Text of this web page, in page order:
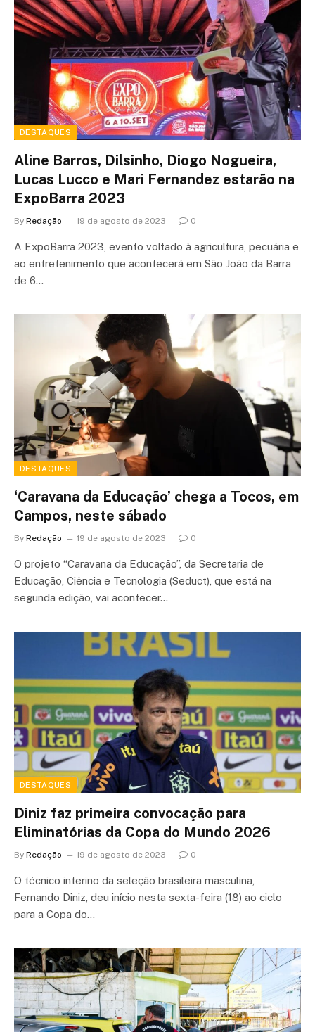
DESTAQUES
Aline Barros, Dilsinho, Diogo Nogueira,
Lucas Lucco e Mari Fernandez estarão na
ExpoBarra 2023
By Redação 19 de agosto de 2023 0
A ExpoBarra 2023, evento voltado à agricultura, pecuária e
ao entretenimento que acontecerá em São João da Barra
de 6…
DESTAQUES
‘Caravana da Educação’ chega a Tocos, em
Campos, neste sábado
By Redação 19 de agosto de 2023 0
O projeto “Caravana da Educação”, da Secretaria de
Educação, Ciência e Tecnologia (Seduct), que está na
segunda edição, vai acontecer…
DESTAQUES
Diniz faz primeira convocação para
Eliminatórias da Copa do Mundo 2026
By Redação 19 de agosto de 2023 0
O técnico interino da seleção brasileira masculina,
Fernando Diniz, deu início nesta sexta-feira (18) ao ciclo
para a Copa do…